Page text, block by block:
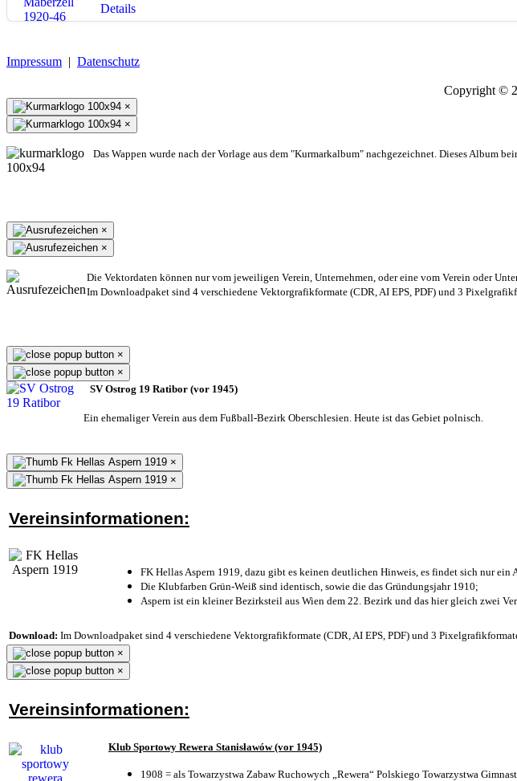
Details
Impressum | Datenschutz
Copyright ©
×
×
Das Wappen wurde nach der Vorlage aus dem "Kurmarkalbum" nachgezeichnet. Dieses Album
×
×
Die Vektordaten können nur vom jeweiligen Verein, Unternehmen, oder eine vom Verein oder
Im Downloadpaket sind 4 verschiedene Vektorgrafikformate (CDR, AI EPS, PDF) und 3
×
×
SV Ostrog 19 Ratibor (vor 1945)
Ein ehemaliger Verein aus dem Fußball-Bezirk Oberschlesien. Heute ist das Gebiet polnisch.
×
×
Vereinsinformationen:
FK Hellas Aspern 1919, dazu gibt es keinen deutlichen Hinweis, es findet sich nur ein
Die Klubfarben Grün-Weiß sind identisch, sowie die das Gründungsjahr 1910;
Aspern ist ein kleiner Bezirksteil aus Wien dem 22. Bezirk und das hier gleich zwei
Download: Im Downloadpaket sind 4 verschiedene Vektorgrafikformate (CDR, AI EPS, PDF) und 3
×
×
Vereinsinformationen:
Klub Sportowy Rewera Stanisławów (vor 1945)
1908 = als Towarzystwa Zabaw Ruchowych „Rewera“ Polskiego Towarzystwa